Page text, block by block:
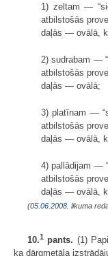
1) zeltam —
atbilstošās
daļās — ovālā,
2) sudrabam —
atbilstošās
daļās — ovālā;
3) platīnam —
atbilstošās
daļās — ovālā,
4) pallādijam —
atbilstošās
daļās — ovālā,
(05.06.2008 . likuma
10.1 pants. (1)
ka dārgmetāla